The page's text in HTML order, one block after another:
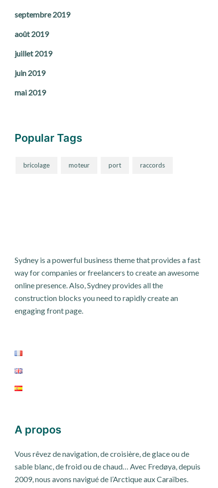
septembre 2019
août 2019
juillet 2019
juin 2019
mai 2019
Popular Tags
bricolage moteur port raccords
Sydney is a powerful business theme that provides a fast
way for companies or freelancers to create an awesome
online presence. Also, Sydney provides all the
construction blocks you need to rapidly create an
engaging front page.
A propos
Vous rêvez de navigation, de croisière, de glace ou de
sable blanc, de froid ou de chaud… Avec Fredøya, depuis
2009, nous avons navigué de l’Arctique aux Caraïbes.